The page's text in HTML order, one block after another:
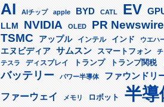
AI AIチップ apple BYD CATL EV
LLM NVIDIA OLED PR Newswire
TSMC アップル インテル インド ウエハ
エヌビディア サムスン スマートフォン
テスラ
ディスプレイ トランプ トランプ関税
バッテリー パワー半導体 ファウンドリ
ファーウェイ メモリ ロボット 半導